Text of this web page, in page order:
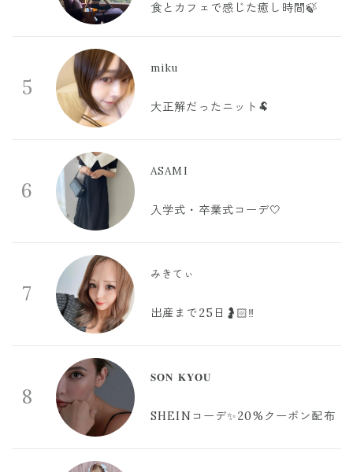
食とカフェで感じた癒し時間🍃
5
miku
大正解だったニット🐏
6
ASAMI
入学式・卒業式コーデ🤍
7
みきてぃ
出産まで25日🤰🏻‼️
8
𝐒𝐎𝐍 𝐊𝐘𝐎𝐔
SHEINコーデ✨20%クーポン配布